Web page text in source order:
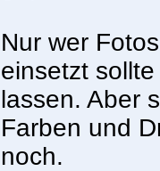
Nur wer
einsetzt
lassen. Aber
Farben und
noch.